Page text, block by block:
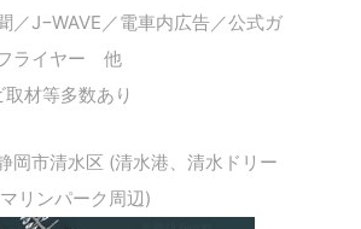
／J−WAVE／電車内広告／公式ガ
ライヤー 他
等多数あり
岡市清水区 (清水港、清水ドリー
リンパーク周辺)